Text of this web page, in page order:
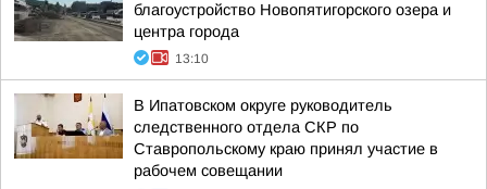
благоустройство Новопятигорского озера и
центра города
13:10
В Ипатовском округе руководитель
следственного отдела СКР по
Ставропольскому краю принял участие в
рабочем совещании